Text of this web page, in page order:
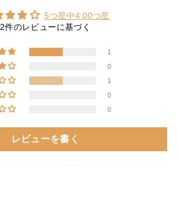
5つ星中4.00つ星
2件のレビューに基づく
1
0
1
0
0
レビューを書く